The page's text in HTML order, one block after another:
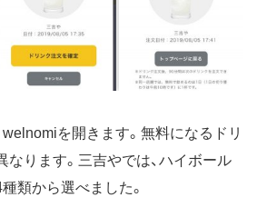
を開きます。無料になるドリ
なります。三吉やでは、ハイボール
類から選べました。